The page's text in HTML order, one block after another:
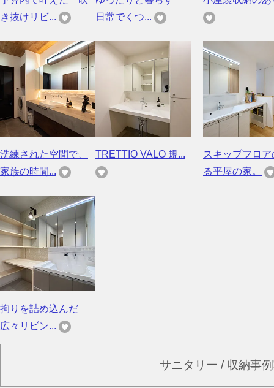
き抜けリビ...
日常でくつ...
洗練された空間で、
家族の時間...
TRETTIO VALO 規...
スキップフロア
る平屋の家。
拘りを詰め込んだ
広々リビン...
サニタリー / 収納事